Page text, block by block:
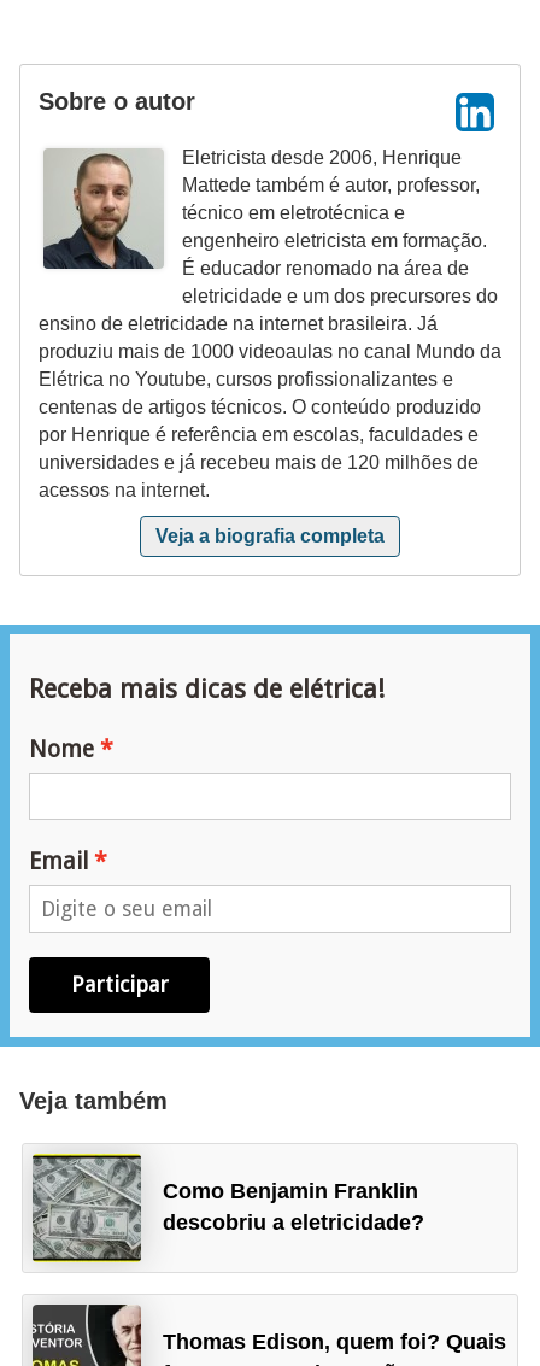
Sobre o autor
Eletricista desde 2006, Henrique
Mattede também é autor, professor,
técnico em eletrotécnica e
engenheiro eletricista em formação.
É educador renomado na área de
eletricidade e um dos precursores do
ensino de eletricidade na internet brasileira. Já
produziu mais de 1000 videoaulas no canal Mundo da
Elétrica no Youtube, cursos profissionalizantes e
centenas de artigos técnicos. O conteúdo produzido
por Henrique é referência em escolas, faculdades e
universidades e já recebeu mais de 120 milhões de
acessos na internet.
Veja a biografia completa
Receba mais dicas de elétrica!
Nome
Email
Participar
Veja também
Como Benjamin Franklin
descobriu a eletricidade?
Thomas Edison, quem foi? Quais
e
ç
o
P
r
o
j
t
s
e
s
u
e
m
a
s
l
t
r
i
c
o
s
S